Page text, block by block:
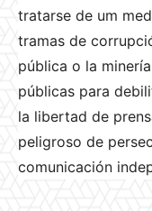
tratarse de um
tramas de
pública o la
públicas para
la libertad de
peligroso de
comunicación